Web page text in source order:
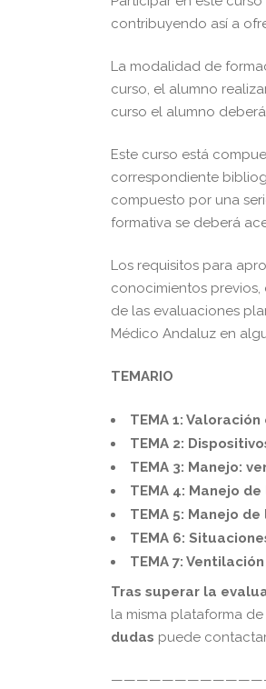
contribuyendo así a
La modalidad de
curso, el alumno
curso el alumno
Este curso está
correspondiente
compuesto por una
formativa se deberá
Los requisitos para
conocimientos
de las evaluaciones
Médico Andaluz en
TEMARIO
TEMA 1:
TEMA 2:
TEMA 3: Manejo:
TEMA 4: Manejo
TEMA 5: Manejo
TEMA 6:
TEMA 7:
Tras superar la
la misma plataforma
dudas puede